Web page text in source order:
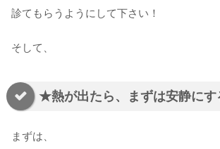
診てもらうようにして下さい！
そして、
★熱が出たら、まずは安静にす
まずは、